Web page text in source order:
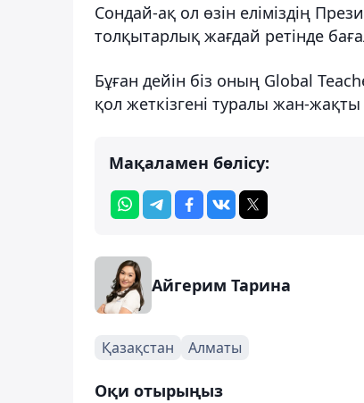
Сондай-ақ ол өзін еліміздің
толқытарлық жағдай ретінде
Бұған дейін біз оның Global
қол жеткізгені туралы жан-
Мақаламен бөлісу:
Айгерим Тарина
Қазақстан Алматы
Оқи отырыңыз